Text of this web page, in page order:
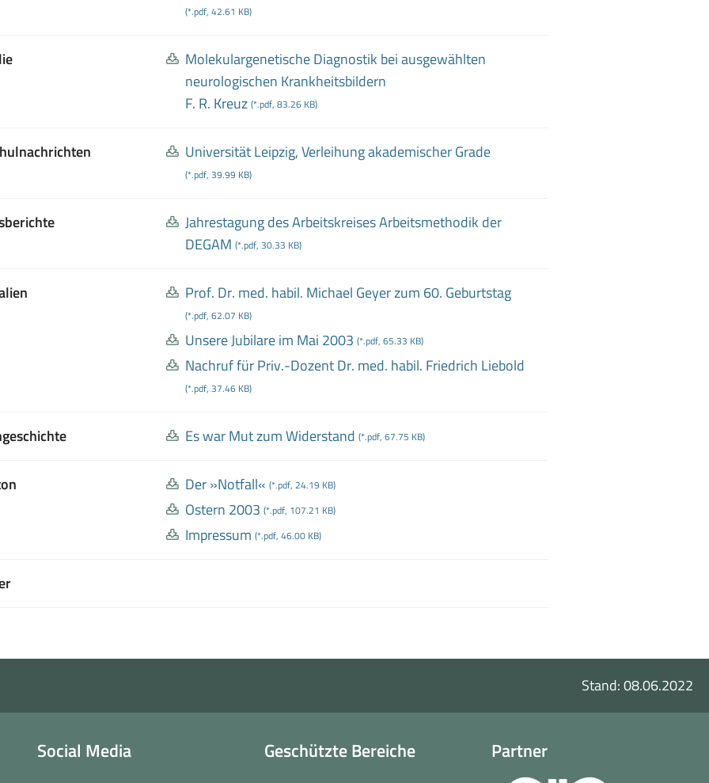
(*.pdf, 42.61 KB)
Molekulargenetische Diagnostik bei ausgewählten
neurologischen Krankheitsbildern
F. R. Kreuz (*.pdf, 83.26 KB)
Universität Leipzig, Verleihung akademischer Grade
(*.pdf, 39.99 KB)
Jahrestagung des Arbeitskreises Arbeitsmethodik der
DEGAM (*.pdf, 30.33 KB)
Prof. Dr. med. habil. Michael Geyer zum 60. Geburtstag
(*.pdf, 62.07 KB)
Unsere Jubilare im Mai 2003 (*.pdf, 65.33 KB)
Nachruf für Priv.-Dozent Dr. med. habil. Friedrich Liebold
(*.pdf, 37.46 KB)
Es war Mut zum Widerstand (*.pdf, 67.75 KB)
Der »Notfall« (*.pdf, 24.19 KB)
Ostern 2003 (*.pdf, 107.21 KB)
Impressum (*.pdf, 46.00 KB)
Stand: 08.06.2022
Social Media Geschützte Bereiche Partner